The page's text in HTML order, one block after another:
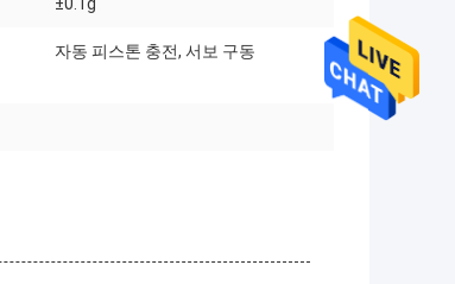
±0.1g
자동 피스톤 충전, 서보 구동